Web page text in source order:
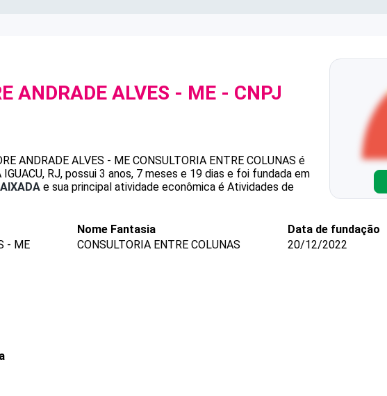
ANDRADE ALVES - ME - CNPJ
ANDRADE ALVES - ME CONSULTORIA ENTRE COLUNAS é
IGUACU, RJ, possui 3 anos, 7 meses e 19 dias e foi fundada em
e sua principal atividade econômica é Atividades de
- ME
Nome Fantasia
CONSULTORIA ENTRE COLUNAS
Data de fundação
20/12/2022